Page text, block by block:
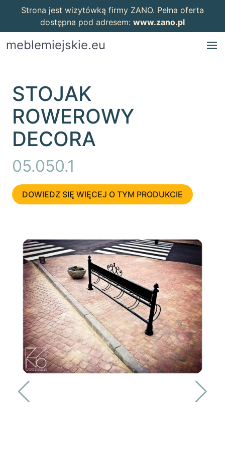
Strona jest wizytówką firmy ZANO. Pełna oferta
dostępna pod adresem: www.zano.pl
meblemiejskie.eu
STOJAK
ROWEROWY
DECORA
05.050.1
DOWIEDZ SIĘ WIĘCEJ O TYM PRODUKCIE